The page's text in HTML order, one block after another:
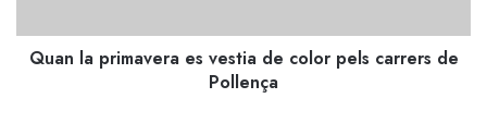
carrers
deQuan la primavera es vestia de color pels carrers de
Pollença